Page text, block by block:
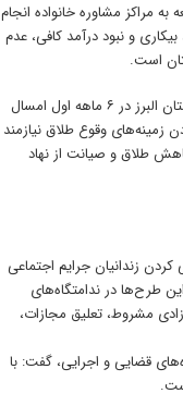
البرز با اشاره به اینکه در ۸ ماهه نخست امسال، ۱۴۶۰ مراجعه به مراکز مشاوره خانواده انجام
بیکاری و نبود درآمد کافی، عدم
است.
عالی‌ترین مقام قضایی استان البرز با اعلام افزایش آمار تشکیل پرونده طلاق در سطح استان البرز در ۶ ماهه اول امسال
کنونی و برطرف کردن زمینه‌های وقوع طلاق نیازمند
طلاق و صیانت از نهاد
زندانیان جرایم اجتماعی
و گفت: در ۸ ماهه امسال اجرای این طرح‌ها در ندامتگاه‌های
مشروط، تعلیق مجازات،
دستگاه‌های قضایی و اجرایی، گفت: با